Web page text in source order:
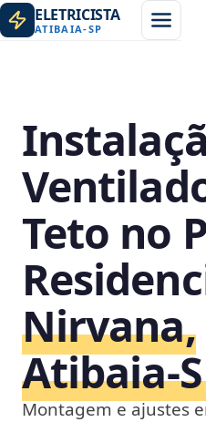
ELETRICISTA
ATIBAIA-SP
Teto no
Nirvana,
Montagem e ajustes